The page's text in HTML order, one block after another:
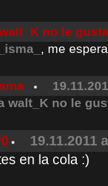
no le
_isma_ , me
walt_K no le
19.11.2011
en la cola :)